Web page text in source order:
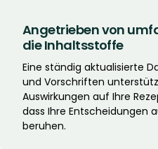
Angetrieben von
die Inhaltsstoffe
Eine ständig aktualisierte
und Vorschriften
Auswirkungen auf Ihre
dass Ihre Entscheidungen
beruhen.